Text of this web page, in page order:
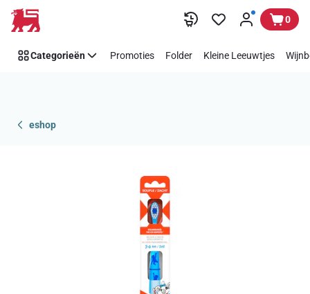
Overslaan 0
Categorieën Promoties Folder Kleine Leeuwtjes
eshop